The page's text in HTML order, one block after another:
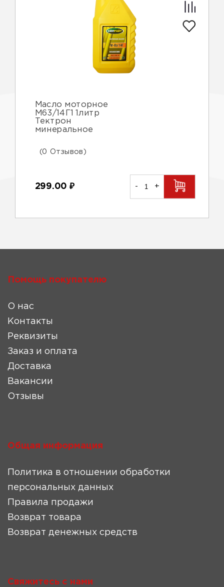
Масло моторное
М63/14Г1 1литр
Тектрон
минеральное
(0 Отзывов)
299.00 ₽ - +
Помощь покупателю
О нас
Контакты
Реквизиты
Заказ и оплата
Доставка
Вакансии
Отзывы
Общая информация
Политика в отношении обработки
персональных данных
Правила продажи
Возврат товара
Возврат денежных средств
Свяжитесь с нами